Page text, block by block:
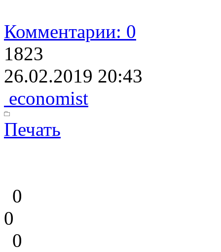
Комментарии: 0
1823
26.02.2019 20:43
economist
Печать
0
0
0